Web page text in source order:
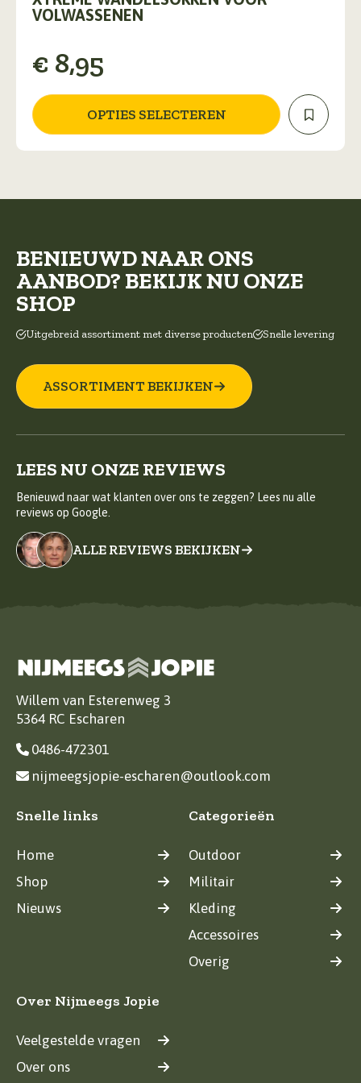
VOLWASSENEN
€ 8,95
OPTIES SELECTEREN
heeft
Deze
optie
gekozen
worden
op
de
BENIEUWD NAAR ONS
AANBOD? BEKIJK NU ONZE
SHOP
Uitgebreid assortiment met diverse producten Snelle levering
ASSORTIMENT BEKIJKEN
LEES NU ONZE REVIEWS
Benieuwd naar wat klanten over ons te zeggen? Lees nu alle
reviews op Google.
ALLE REVIEWS BEKIJKEN
Willem van Esterenweg 3
5364 RC Escharen
0486-472301
nijmeegsjopie-escharen@outlook.com
Snelle links
Home
Shop
Nieuws
Categorieën
Outdoor
Militair
Kleding
Accessoires
Overig
Over Nijmeegs Jopie
Veelgestelde vragen
Over ons